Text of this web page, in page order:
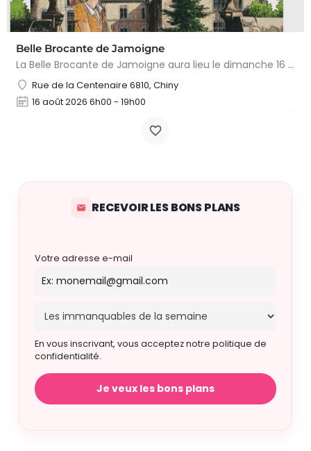
Belle Brocante de Jamoigne
La Belle Brocante de Jamoigne aura lieu le dimanche 16 août 2026 de 6h00 à 18h00, proposant une centaine…
Rue de la Centenaire 6810, Chiny
16 août 2026 6h00 - 19h00
RECEVOIR LES BONS PLANS
Votre adresse e-mail
En vous inscrivant, vous acceptez notre politique de
confidentialité.